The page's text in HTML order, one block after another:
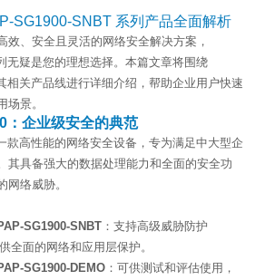
SG1900-SNBT 系列产品全面解析
效、安全且灵活的网络安全解决方案，
无疑是您的理想选择。本篇文章将围绕
相关产品线进行详细介绍，帮助企业用户快速
场景。
企业级安全的典范
款高性能的网络安全设备，专为满足中大型企
其具备强大的数据处理能力和全面的安全功
网络威胁。
SG1900-SNBT：支持高级威胁防护
全面的网络和应用层保护。
SG1900-DEMO：可供测试和评估使用，